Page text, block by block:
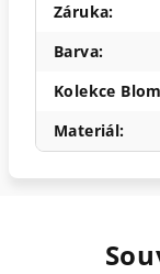
Záruka:
Barva:
Kolekce
Materiál: